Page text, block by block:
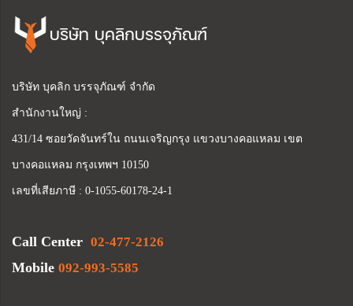
บริษัท บุคลิกบรรจุภัณฑ์
บริษัท บุคลิก บรรจุภัณฑ์ จำกัด
สำนักงานใหญ่ :
431/14 ซอยวัดจันทร์ใน ถนนเจริญกรุง แขวงบางคอแหลม เขต
บางคอแหลม กรุงเทพฯ 10150
เลขที่เสียภาษี : 0-1055-60178-24-1
Call Center 02-477-2126
Mobile 092-993-5585